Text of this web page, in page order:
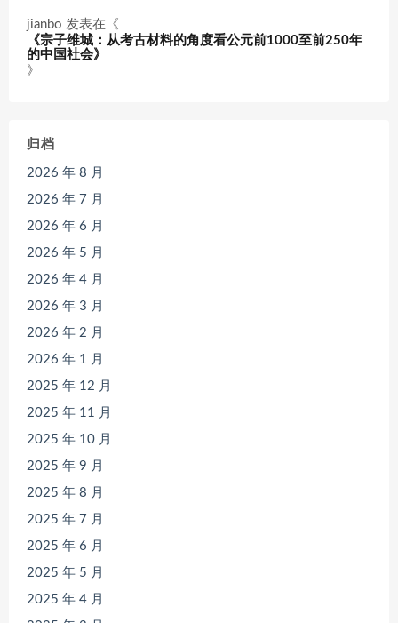
jianbo 发表在《
《宗子维城：从考古材料的角度看公元前1000至前250年
的中国社会》
》
归档
2026 年 8 月
2026 年 7 月
2026 年 6 月
2026 年 5 月
2026 年 4 月
2026 年 3 月
2026 年 2 月
2026 年 1 月
2025 年 12 月
2025 年 11 月
2025 年 10 月
2025 年 9 月
2025 年 8 月
2025 年 7 月
2025 年 6 月
2025 年 5 月
2025 年 4 月